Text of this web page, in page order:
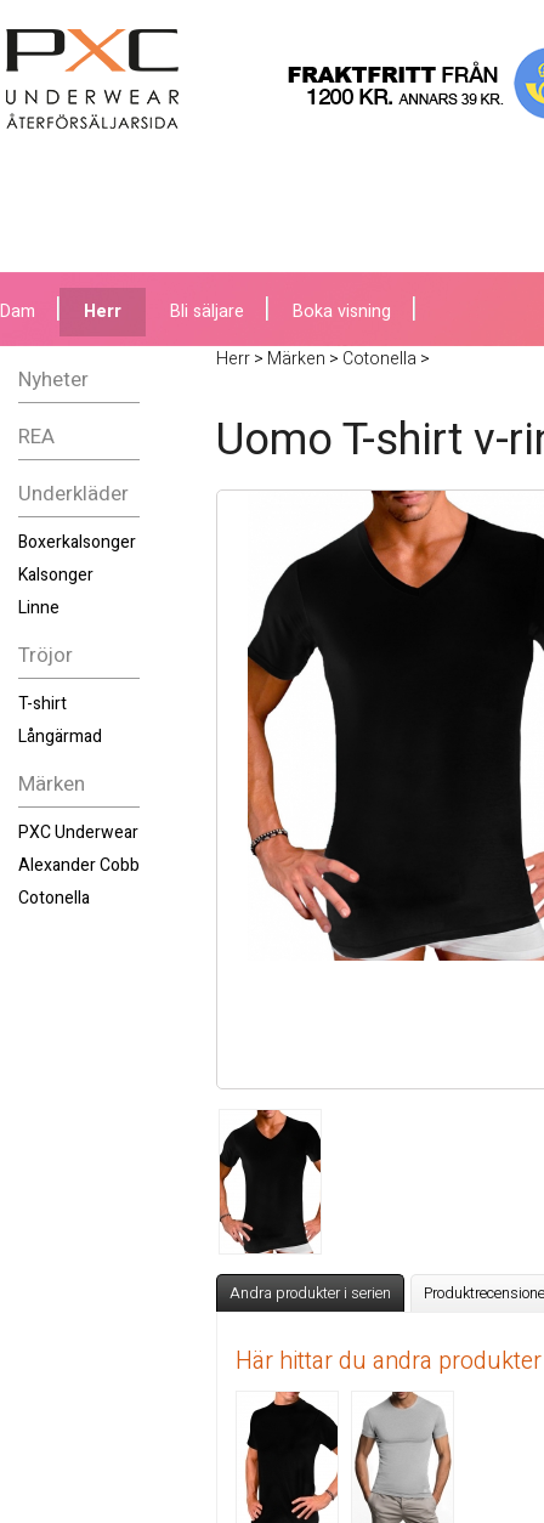
Dam Herr Bli säljare Boka visning
Nyheter
REA
Underkläder
Boxerkalsonger
Kalsonger
Linne
Tröjor
T-shirt
Långärmad
Märken
PXC Underwear
Alexander Cobb
Cotonella
Herr> Märken > Cotonella >
Uomo T-shirt v-
Andra produkter i serien
Här hittar du andra